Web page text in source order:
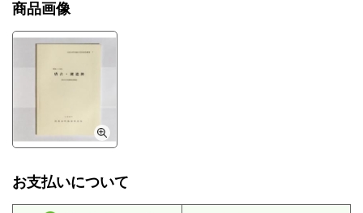
商品画像
お支払いについて